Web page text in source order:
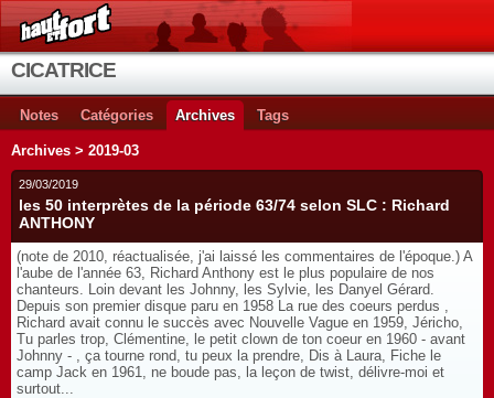
CICATRICE
Notes Catégories Archives Tags
Archives > 2019-03
29/03/2019
les 50 interprètes de la période 63/74 selon SLC : Richard
ANTHONY
(note de 2010, réactualisée, j'ai laissé les commentaires de l'époque.) A
l'aube de l'année 63, Richard Anthony est le plus populaire de nos
chanteurs. Loin devant les Johnny, les Sylvie, les Danyel Gérard.
Depuis son premier disque paru en 1958 La rue des coeurs perdus ,
Richard avait connu le succès avec Nouvelle Vague en 1959, Jéricho,
Tu parles trop, Clémentine, le petit clown de ton coeur en 1960 - avant
Johnny - , ça tourne rond, tu peux la prendre, Dis à Laura, Fiche le
camp Jack en 1961, ne boude pas, la leçon de twist, délivre-moi et
surtout...